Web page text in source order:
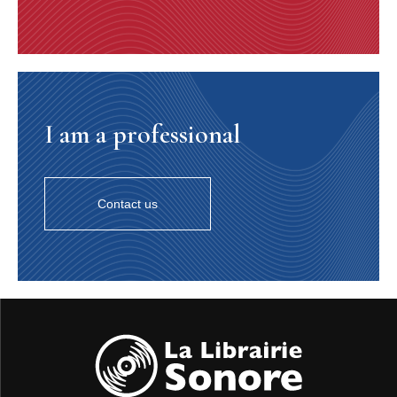
l'histoire des îles Féroé semblent avoir été influencées
par le monde extérieur et par les développements du
continent. Mais en 1709, un comptoir de commerce
entraîna une isolation physique qui dura jusqu'en 1856.
L'absence d'influences culturelles extérieures pendant
plus de cent ans engendra une attention plus marquée,
un approfondissement de la culture et de la musique qui
existaient avant l'introduction du monopole commercial.
La danse féroïenne.
La danse féroïenne est divisée en trois groupes
principaux : "Kvæ∂i" (ballades héroïques en Féroïen),
"vísur" (ballade populaire en Danois et Féroïen), et
"tættir" (chants satiriques, le plus souvent en Féroïen).
On rencontre aussi des formes qui attestent de
transitions, mais chacun de ces trois genres diffère des
autres par ses mélodies, le contenu des textes et la
La danse féroïenne est exécutée en cercle fermé. Les
danseurs se tiennent par la main et face au centre du
cercle. Le cercle se déplace vers la gauche, exécutant
les pas de danse suivants : deux pas vers la gauche, un
I am a professional
Contact us